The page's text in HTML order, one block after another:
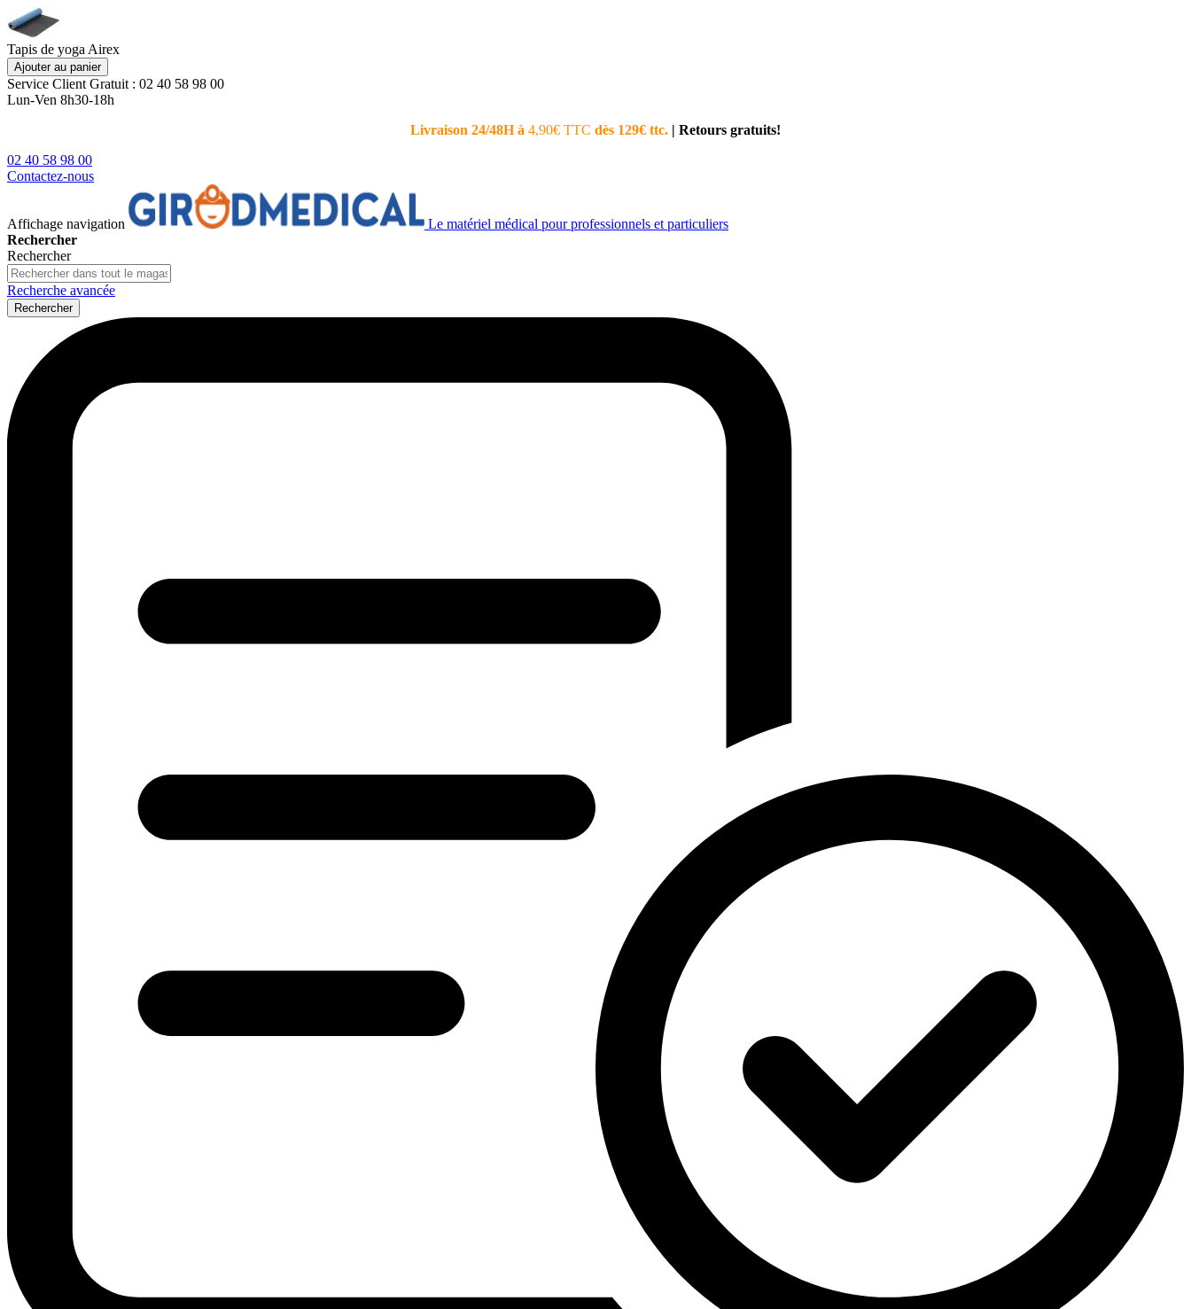
Tapis de yoga Airex
Ajouter au panier
Service Client Gratuit : 02 40 58 98 00
Lun-Ven 8h30-18h
Livraison 24/48H à 4,90€ TTC dès 129€ ttc. | Retours gratuits!
02 40 58 98 00
Contactez-nous
Affichage navigation
Le matériel médical pour professionnels et particuliers
Rechercher
Rechercher
Recherche avancée
Rechercher